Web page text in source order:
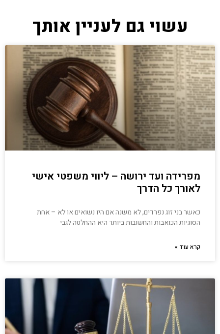
עשוי גם לעניין אותך
מפרידה ועד ירושה – ליווי משפטי אישי
לאורך כל הדרך
כאשר בני זוג נפרדים, לא משנה אם היו נשואים או לא – אחת
הסוגיות הכואבות והחשובות ביותר היא ההחלטה לגבי
קרא עוד »